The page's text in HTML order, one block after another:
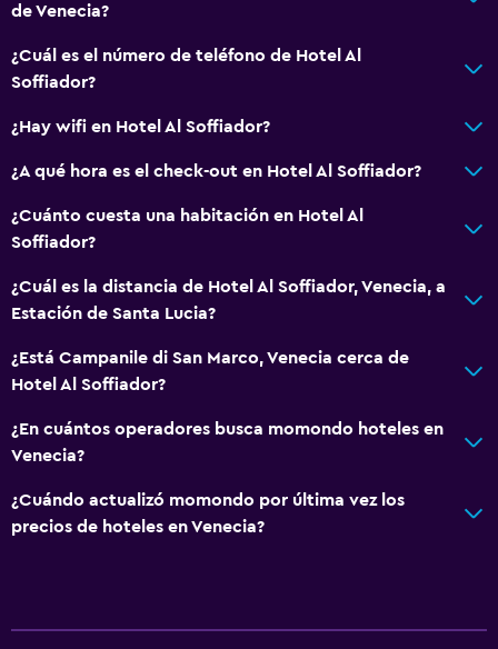
Unidad ubicada en la planta baja
Habitaciones para no fumadores disponibles
Escritorio
Salud y seguridad
Limpieza diaria
Caja fuerte
Estacionamiento y transporte
TV de pantalla plana
de Venecia?
¿Cuál es el número de teléfono de Hotel Al
Soffiador?
¿Hay wifi en Hotel Al Soffiador?
¿A qué hora es el check-out en Hotel Al Soffiador?
¿Cuánto cuesta una habitación en Hotel Al
Soffiador?
¿Cuál es la distancia de Hotel Al Soffiador, Venecia, a
Estación de Santa Lucia?
¿Está Campanile di San Marco, Venecia cerca de
Hotel Al Soffiador?
¿En cuántos operadores busca momondo hoteles en
Venecia?
¿Cuándo actualizó momondo por última vez los
precios de hoteles en Venecia?